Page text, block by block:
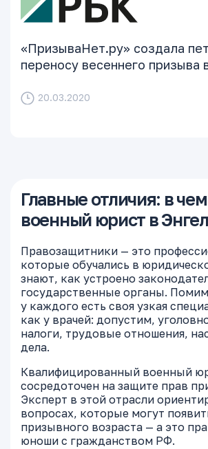
«ПризываНет.ру» создала
переносу весеннего призыва
20.03.2020
Главные отличия: в
военный юрист в
Правозащитники — это
которые обучались в
знают, как устроено
государственные органы.
у каждого есть своя узкая
как у врачей: допустим,
налоги, трудовые отношения,
дела.
Квалифицированный военный
сосредоточен на защите прав
Эксперт в этой отрасли
вопросах, которые могут
призывного возраста — а это
юноши с гражданством РФ.